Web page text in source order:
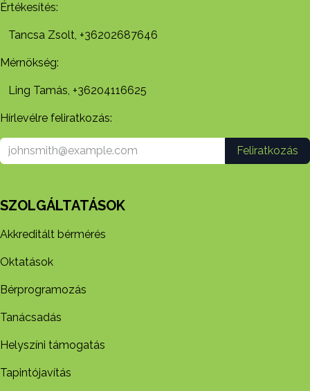
Értékesítés:
Tancsa Zsolt, +36202687646
Mérnökség:
Ling Tamás, +36204116625
Hírlevélre feliratkozás:
Feliratkozás
SZOLGÁLTATÁSOK
Akkreditált bérmérés
Oktatások
Bérprogramozás
Tanácsadás
Helyszíni támogatás
Tapintójavítás